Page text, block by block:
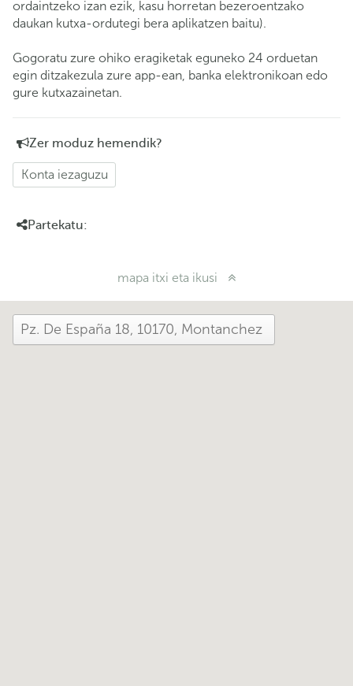
ordaintzeko izan ezik, kasu horretan bezeroentzako
daukan kutxa-ordutegi bera aplikatzen baitu).
Gogoratu zure ohiko eragiketak eguneko 24 orduetan
egin ditzakezula zure app-ean, banka elektronikoan edo
gure kutxazainetan.
Zer moduz hemendik?
Konta iezaguzu
Partekatu:
mapa itxi eta ikusi